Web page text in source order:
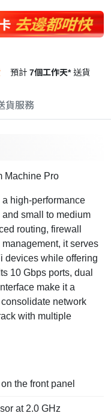
預計 7個工作天* 送貨
退款政策
貨服務
Machine Pro
high-performance
small to medium
routing, firewall
it serves
devices while offering
10 Gbps ports, dual
make it a
network
with multiple
the front panel
at 2.0 GHz